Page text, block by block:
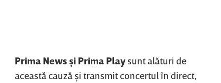
Prima News şi Prima Play sunt alături de
această cauză şi transmit concertul în direct,